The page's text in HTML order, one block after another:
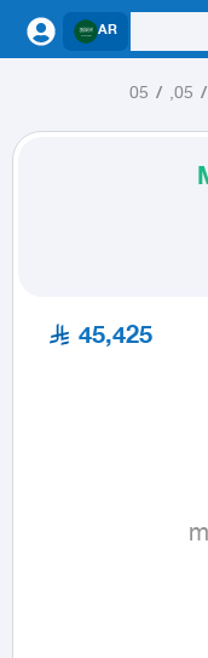
AR
/
05,
/
05
45,425